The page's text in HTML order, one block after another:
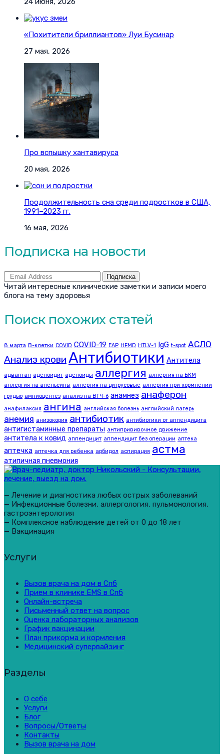
«Похитители бриллиантов» Луи Бусинар
27 мая, 2026
Про вспышку хантавируса
20 мая, 2026
Продолжительность сна среди подростков в США,
1991–2023 гг.
16 мая, 2026
Подписка на новости
Подписка
Читай интересные клинические заметки и записи моего
блога на тему здоровья
Поиск похожих статей
8 марта B-клетки COVID COVID-19 EAP HFMD HTLV-1 IgG t-spot АСЛО
Анализ крови Антибиотики Антитела
адвантан аденоидит аденоиды аллергия аллергия на БКМ
аллергия на апельсины аллергия на цитрусовые аллергия при кормлении
грудью амниоцентез анализ на ВГЧ-6 анамнез анаферон
анафилаксия ангина английская болезнь английский лагерь
анемия анизокория антибиотик антибиотики от аппендицита
антигистаминные препараты антипрививочное движение
антитела к ковид аппендицит аппендицит без операции аптека
аптечка аптечка для ребенка арбидол аспирация астма
атипичная пневмония
— Лечение и диагностика любых острых заболеваний
— Инфекционные болезни, аллергология, пульмонология,
гастроэнтерология
— Комплексное наблюдение детей от 0 до 18 лет
— Вакцинация
Услуги
Вызов врача на дом в Спб
Прием в клинике EMS в Спб
Онлайн-встреча
Письменный ответ на вопрос
Оценка лабораторных анализов
График вакцинации
План прикорма и кормления
Медицинский супервайзинг
Разделы
О себе
Услуги
Блог
Вопросы/Ответы
Контакты
Вызов врача на дом